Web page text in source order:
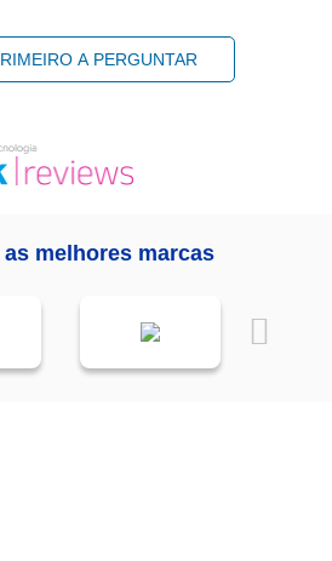
A PERGUNTAR
melhores marcas